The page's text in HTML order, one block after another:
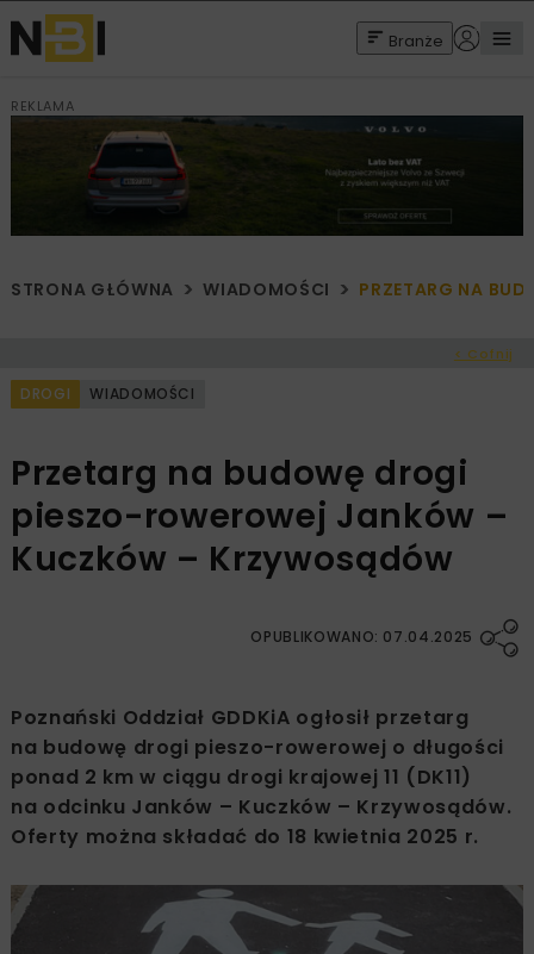
Branże
REKLAMA
STRONA GŁÓWNA WIADOMOŚCI PRZETARG NA
< Cofnij
DROGI WIADOMOŚCI
Przetarg na budowę drogi
pieszo-rowerowej Janków –
Kuczków – Krzywosądów
OPUBLIKOWANO: 07.04.2025
Poznański Oddział GDDKiA ogłosił przetarg
na budowę drogi pieszo-rowerowej o długości
ponad 2 km w ciągu drogi krajowej 11 (DK11)
na odcinku Janków – Kuczków – Krzywosądów.
Oferty można składać do 18 kwietnia 2025 r.